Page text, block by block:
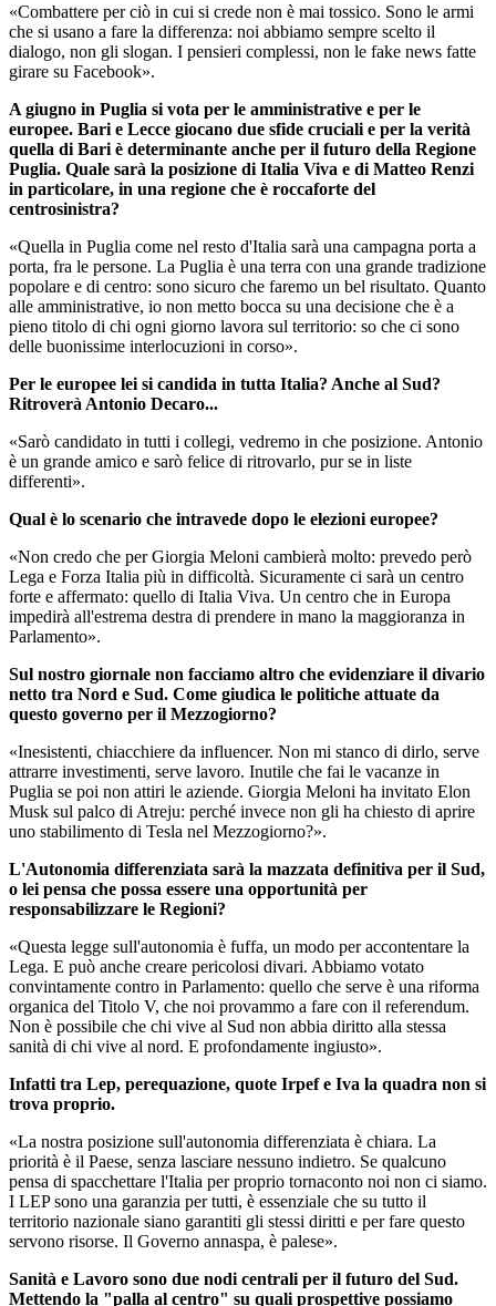
«Combattere per ciò in cui si crede non è mai tossico. Sono le armi
che si usano a fare la differenza: noi abbiamo sempre scelto il
dialogo, non gli slogan. I pensieri complessi, non le fake news fatte
girare su Facebook».
A giugno in Puglia si vota per le amministrative e per le
europee. Bari e Lecce giocano due sfide cruciali e per la verità
quella di Bari è determinante anche per il futuro della Regione
Puglia. Quale sarà la posizione di Italia Viva e di Matteo Renzi
in particolare, in una regione che è roccaforte del
centrosinistra?
«Quella in Puglia come nel resto d'Italia sarà una campagna porta a
porta, fra le persone. La Puglia è una terra con una grande tradizione
popolare e di centro: sono sicuro che faremo un bel risultato. Quanto
alle amministrative, io non metto bocca su una decisione che è a
pieno titolo di chi ogni giorno lavora sul territorio: so che ci sono
delle buonissime interlocuzioni in corso».
Per le europee lei si candida in tutta Italia? Anche al Sud?
Ritroverà Antonio Decaro...
«Sarò candidato in tutti i collegi, vedremo in che posizione. Antonio
è un grande amico e sarò felice di ritrovarlo, pur se in liste
differenti».
Qual è lo scenario che intravede dopo le elezioni europee?
«Non credo che per Giorgia Meloni cambierà molto: prevedo però
Lega e Forza Italia più in difficoltà. Sicuramente ci sarà un centro
forte e affermato: quello di Italia Viva. Un centro che in Europa
impedirà all'estrema destra di prendere in mano la maggioranza in
Parlamento».
Sul nostro giornale non facciamo altro che evidenziare il divario
netto tra Nord e Sud. Come giudica le politiche attuate da
questo governo per il Mezzogiorno?
«Inesistenti, chiacchiere da influencer. Non mi stanco di dirlo, serve
attrarre investimenti, serve lavoro. Inutile che fai le vacanze in
Puglia se poi non attiri le aziende. Giorgia Meloni ha invitato Elon
Musk sul palco di Atreju: perché invece non gli ha chiesto di aprire
uno stabilimento di Tesla nel Mezzogiorno?».
L'Autonomia differenziata sarà la mazzata definitiva per il Sud,
o lei pensa che possa essere una opportunità per
responsabilizzare le Regioni?
«Questa legge sull'autonomia è fuffa, un modo per accontentare la
Lega. E può anche creare pericolosi divari. Abbiamo votato
convintamente contro in Parlamento: quello che serve è una riforma
organica del Titolo V, che noi provammo a fare con il referendum.
Non è possibile che chi vive al Sud non abbia diritto alla stessa
sanità di chi vive al nord. E profondamente ingiusto».
Infatti tra Lep, perequazione, quote Irpef e Iva la quadra non si
trova proprio.
«La nostra posizione sull'autonomia differenziata è chiara. La
priorità è il Paese, senza lasciare nessuno indietro. Se qualcuno
pensa di spacchettare l'Italia per proprio tornaconto noi non ci siamo.
I LEP sono una garanzia per tutti, è essenziale che su tutto il
territorio nazionale siano garantiti gli stessi diritti e per fare questo
servono risorse. Il Governo annaspa, è palese».
Sanità e Lavoro sono due nodi centrali per il futuro del Sud.
Mettendo la "palla al centro" su quali prospettive possiamo